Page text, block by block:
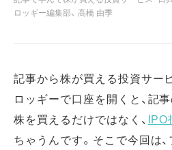
ロッギー編集部、 高橋 由季
記事から株が買える投資サー
ロッギーで口座を開くと、記
株を買えるだけではなく、 IPO
ちゃうんです。そこで今回は